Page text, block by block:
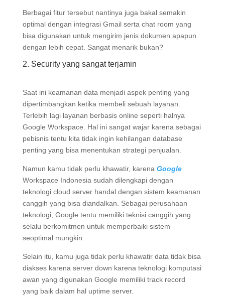
Berbagai fitur tersebut nantinya juga bakal semakin
optimal dengan integrasi Gmail serta chat room yang
bisa digunakan untuk mengirim jenis dokumen apapun
dengan lebih cepat. Sangat menarik bukan?
2. Security yang sangat terjamin
Saat ini keamanan data menjadi aspek penting yang
dipertimbangkan ketika membeli sebuah layanan.
Terlebih lagi layanan berbasis online seperti halnya
Google Workspace. Hal ini sangat wajar karena sebagai
pebisnis tentu kita tidak ingin kehilangan database
penting yang bisa menentukan strategi penjualan.
Namun kamu tidak perlu khawatir, karena Google
Workspace Indonesia sudah dilengkapi dengan
teknologi cloud server handal dengan sistem keamanan
canggih yang bisa diandalkan. Sebagai perusahaan
teknologi, Google tentu memiliki teknisi canggih yang
selalu berkomitmen untuk memperbaiki sistem
seoptimal mungkin.
Selain itu, kamu juga tidak perlu khawatir data tidak bisa
diakses karena server down karena teknologi komputasi
awan yang digunakan Google memiliki track record
yang baik dalam hal uptime server.